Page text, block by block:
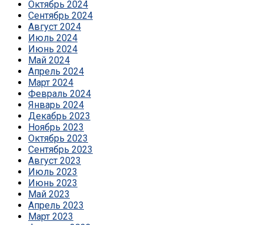
Октябрь 2024
Сентябрь 2024
Август 2024
Июль 2024
Июнь 2024
Май 2024
Апрель 2024
Март 2024
Февраль 2024
Январь 2024
Декабрь 2023
Ноябрь 2023
Октябрь 2023
Сентябрь 2023
Август 2023
Июль 2023
Июнь 2023
Май 2023
Апрель 2023
Март 2023